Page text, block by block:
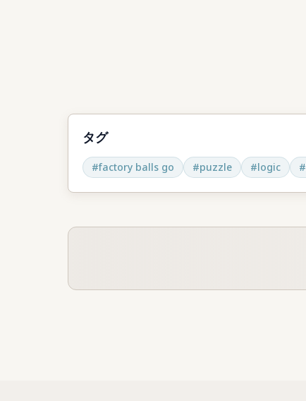
タグ
#factory balls go #puzzle #logic #